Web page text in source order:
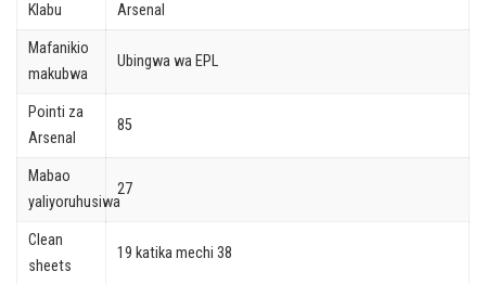
Klabu Arsenal
Mafanikio
makubwa
Ubingwa wa EPL
Pointi za
Arsenal
85
Mabao
yaliyoruhusiwa
27
Clean
sheets
19 katika mechi 38